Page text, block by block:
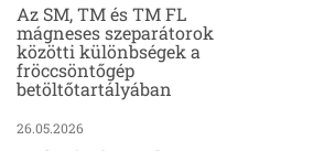
Az SM, TM és TM FL
mágneses szeparátorok
közötti különbségek a
fröccsöntőgép
betöltőtartályában
26.05.2026